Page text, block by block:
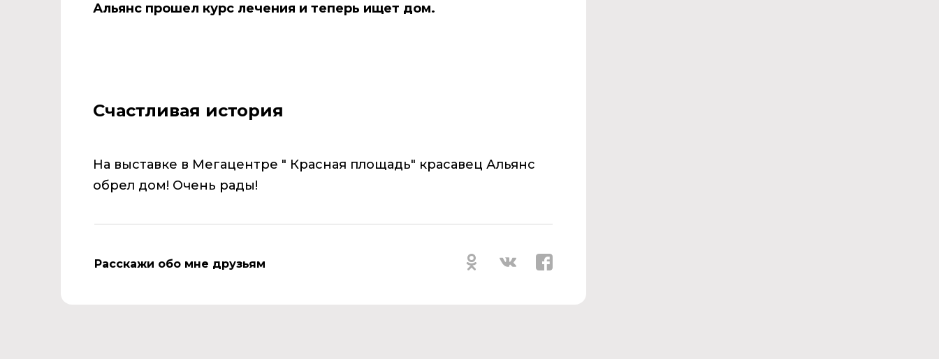
Альянс прошел курс лечения и теперь ищет дом.
Счастливая история
На выставке в Мегацентре " Красная площадь" красавец Альянс
обрел дом! Очень рады!
Расскажи обо мне друзьям